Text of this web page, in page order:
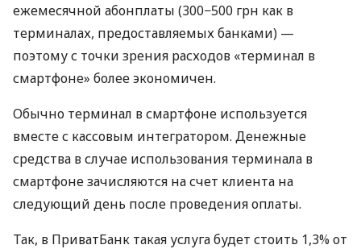
ежемесячной абонплаты (300−500 грн как в
терминалах, предоставляемых банками) —
поэтому с точки зрения расходов «терминал в
смартфоне» более экономичен.
Обычно терминал в смартфоне используется
вместе с кассовым интегратором. Денежные
средства в случае использования терминала в
смартфоне зачисляются на счет клиента на
следующий день после проведения оплаты.
Так, в ПриватБанк такая услуга будет стоить 1,3% от